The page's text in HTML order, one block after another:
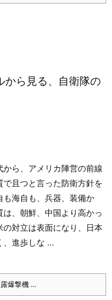
ら見る、自衛隊の
から、アメリカ陣営の前線
で且つと言った防衛方針を
も海自も、兵器、装備か
は、朝鮮、中国より高かっ
の対立は表面になり、日本
、進歩しな ...
爆撃機 ...